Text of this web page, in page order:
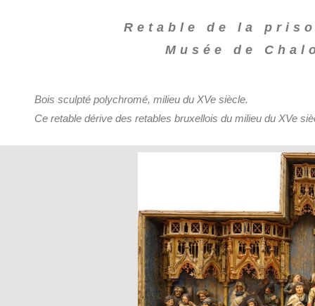
Retable de la
Musée de
Bois sculpté polychromé, milieu du XVe siècle.
Ce retable dérive des retables bruxellois du milieu du XVe